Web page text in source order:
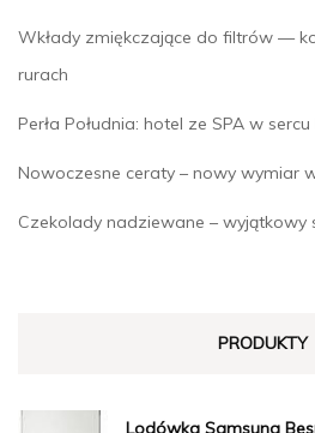
Wkłady zmiękczające do filtrów —
rurach
Perła Południa: hotel ze SPA w
Nowoczesne ceraty – nowy wymiar
Czekolady nadziewane – wyjątkowy
PRODUKTY
Lodówka Samsung